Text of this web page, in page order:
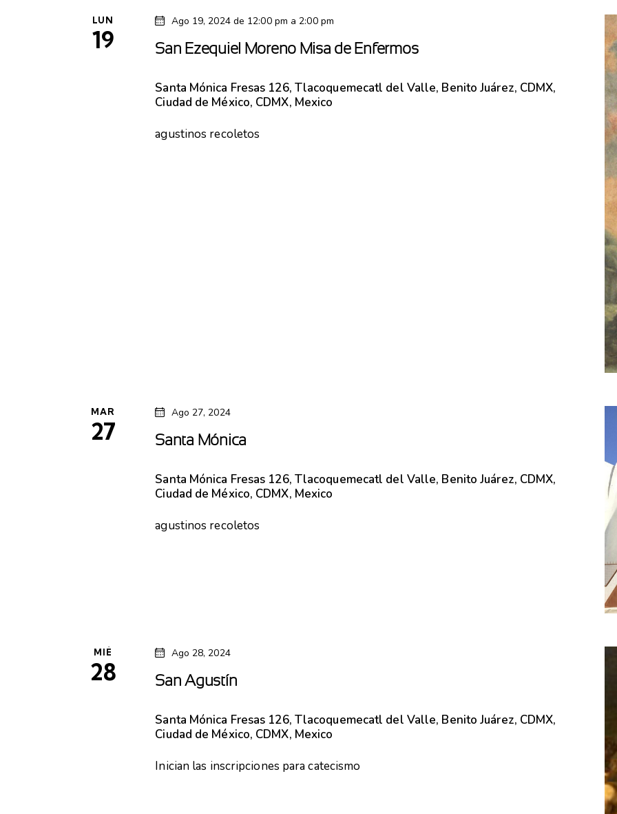
LUN
19 San Ezequiel Moreno Misa de Enfermos
Ago 19, 2024 de 12:00 pm a2:00 pm
Santa Mónica Fresas 126, Tlacoquemecatl del Valle, Benito Juárez, CDMX,
Ciudad de México, CDMX, Mexico
agustinos recoletos
MAR
27 Santa Mónica
Ago 27, 2024
Santa Mónica Fresas 126, Tlacoquemecatl del Valle, Benito Juárez, CDMX,
Ciudad de México, CDMX, Mexico
agustinos recoletos
MIÉ
28 San Agustín
Ago 28, 2024
Santa Mónica Fresas 126, Tlacoquemecatl del Valle, Benito Juárez, CDMX,
Ciudad de México, CDMX, Mexico
Inician las inscripciones para catecismo